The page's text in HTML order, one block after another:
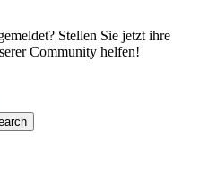
Stellen Sie jetzt ihre
Community helfen!